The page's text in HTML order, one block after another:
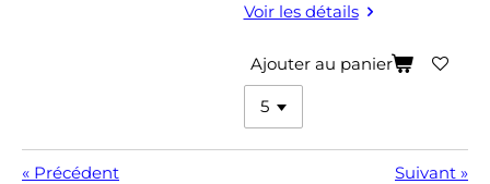
Voir les détails
Ajouter au panier
« Précédent Suivant »